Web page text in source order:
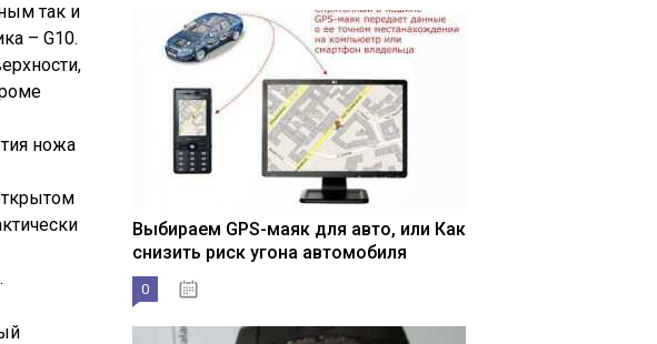
так и
– G10.
ножа
Выбираем GPS-маяк для авто, или Как
снизить риск угона автомобиля
0